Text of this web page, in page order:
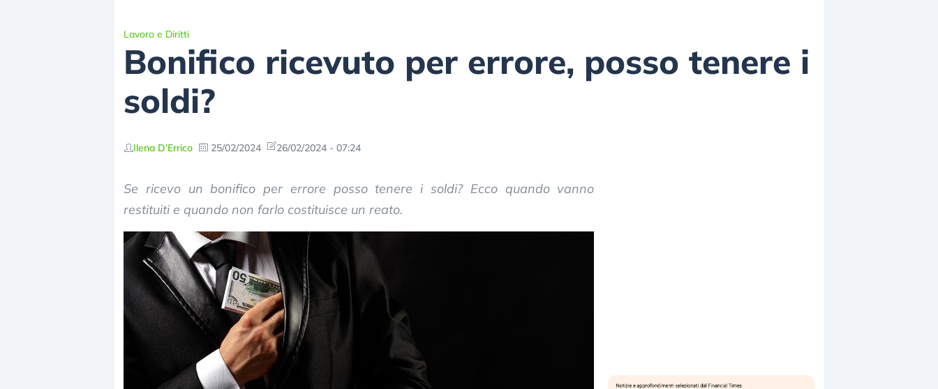
Lavoro e Diritti
Bonifico ricevuto per errore, posso tenere i
soldi?
Ilena D’Errico 25/02/2024 26/02/2024 - 07:24
Se ricevo un bonifico per errore posso tenere i soldi? Ecco quando vanno
restituiti e quando non farlo costituisce un reato.